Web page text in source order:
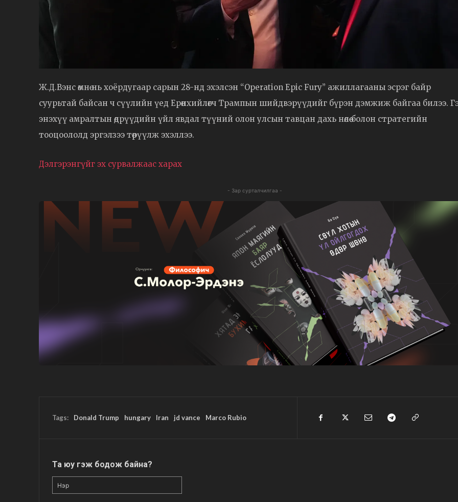
Ж.Д.Вэнс өмнө нь хоёрдугаар сарын 28-нд эхэлсэн “Operation Epic Fury” ажиллагааны эсрэг байр
суурьтай байсан ч сүүлийн үед Ерөнхийлөгч Трампын шийдвэрүүдийг бүрэн дэмжиж байгаа билээ.
энэхүү амралтын өдрүүдийн үйл явдал түүний олон улсын тавцан дахь нөлөө болон стратегийн
тооцоололд эргэлзээ төрүүлж эхэллээ.
Дэлгэрэнгүйг эх сурвалжаас харах
- Зар сурталчилгаа -
Tags: Donald Trump hungary Iran jd vance Marco Rubio
Та юу гэж бодож байна?